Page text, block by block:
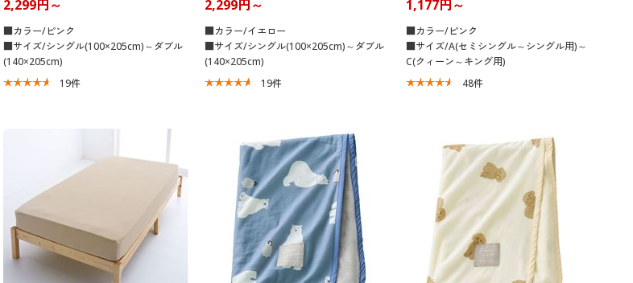
2,299円～
■カラー/ピンク
■サイズ/シングル(100×205cm)～ダブル
(140×205cm)
19件
2,299円～
■カラー/イエロー
■サイズ/シングル(100×205cm)～ダブル
(140×205cm)
19件
1,177円～
■カラー/ピンク
■サイズ/A(セミシングル～シングル用)～
C(クィーン～キング用)
48件